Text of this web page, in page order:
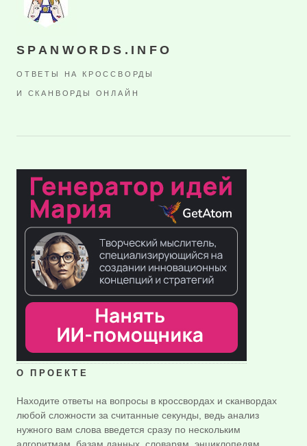
SPANWORDS.INFO
ОТВЕТЫ НА КРОССВОРДЫ
И СКАНВОРДЫ ОНЛАЙН
О ПРОЕКТЕ
Находите ответы на вопросы в кроссвордах и сканвордах
любой сложности за считанные секунды, ведь анализ
нужного вам слова введется сразу по нескольким
алгоритмам, базам данных, словарям, энциклопедям